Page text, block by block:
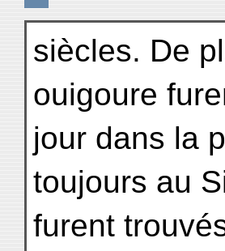
siècles. De
ouigoure
jour dans la
toujours au
furent